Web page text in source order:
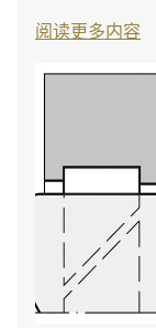
阅读更多内容